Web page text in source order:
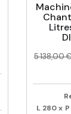
Prix
Prix
5 138,00
L 280 x P